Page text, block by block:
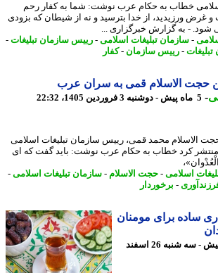
خطاب به حکام عرب نوشت: شما به کفار رحم
ورزیدید، از خدا بترسید و نه از شیطان که بزودی
- به گزارش خبرگزاری ...
-سازمان تبلیغات اسلامی-رییس سازمان تبلیغات-
-رییس سازمان -کفار
الاسلام قمی به سران عرب
5 ماه پیش - دوشنبه 3 فروردین 1405، 22:32
محمد قمی، رییس سازمان تبلیغات اسلامی
کرد خطاب به حکام عرب نوشت: باید گفت که ای
اسلامی-حجت الاسلام-سازمان تبلیغات اسلامی-
- برخوردار
برای مومنان
5 ماه پیش - سه شنبه 26 اسفند